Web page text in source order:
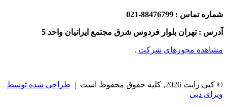
شماره تماس : 88476799-021
آدرس : تهران بلوار فردوس شرق مجتمع ایرانیان واحد 5
مشاهده مجوزهای شرکت .
© کپی رایت 2026, کلیه حقوق محفوظ است |
طراحی شده توسط
ویزای دبی